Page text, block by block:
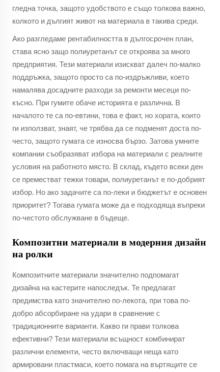
гледна точка, защото удобството е също толкова важно,
колкото и дългият живот на материала в такива среди.
Ако разгледаме рентабилността в дългосрочен план,
става ясно защо полиуретанът се откроява за много
предприятия. Тези материали изискват далеч по-малко
поддръжка, защото просто са по-издръжливи, което
намалява досадните разходи за ремонти месеци по-
късно. При гумите обаче историята е различна. В
началото те са по-евтини, това е факт, но хората, които
ги използват, знаят, че трябва да се подменят доста по-
често, защото гумата се износва бързо. Затова умните
компании съобразяват избора на материали с реалните
условия на работното място. В склад, където всеки ден
се преместват тежки товари, полиуретанът е по-добрият
избор. Но ако задачите са по-леки и бюджетът е основен
приоритет? Тогава гумата може да е подходяща въпреки
по-честото обслужване в бъдеще.
Композитни материали в модерния дизайн
на ролки
Композитните материали значително подпомагат
дизайна на кастерите напоследък. Те предлагат
предимства като значително по-лекота, при това по-
добро абсорбиране на удари в сравнение с
традиционните варианти. Какво ги прави толкова
ефективни? Тези материали всъщност комбинират
различни елементи, често включващи неща като
армировани пластмаси, което помага на въртящите се